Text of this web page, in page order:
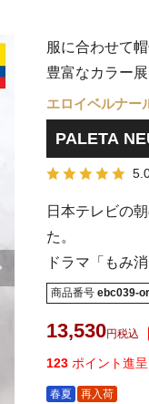
服に合わせて
豊富なカラー
エロイベルナー
PALETA
日本テレビの
た。
ドラマ「もみ
商品番号 ebc039-
13,530 税込
123 ポイント進呈
春夏 再入荷